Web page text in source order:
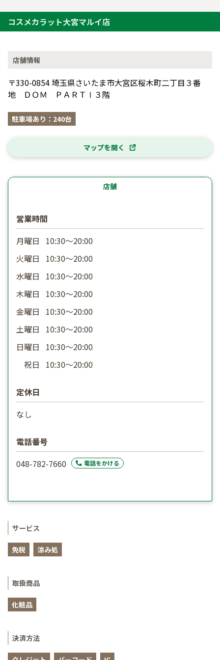
コスメカラット大宮マルイ店
店舗情報
〒330-0854 埼玉県さいたま市大宮区桜木町二丁目３番
地 ＤＯＭ ＰＡＲＴⅠ３階
駐車場あり：240台
マップを開く
店舗
営業時間
月曜日
10:30〜20:00
火曜日
10:30〜20:00
水曜日
10:30〜20:00
木曜日
10:30〜20:00
金曜日
10:30〜20:00
土曜日
10:30〜20:00
日曜日
10:30〜20:00
祝日
10:30〜20:00
定休日
なし
電話番号
048-782-7660
電話をかける
サービス
免税 涼み処
取扱商品
化粧品
決済方法